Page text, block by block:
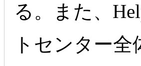
る。また、
トセンター